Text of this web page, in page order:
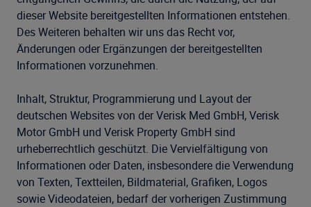
dieser Website bereitgestellten Informationen entstehen.
Des Weiteren behalten wir uns das Recht vor,
Änderungen oder Ergänzungen der bereitgestellten
Informationen vorzunehmen.
Inhalt, Struktur, Programmierung und Layout der
deutschen Websites von der Verisk Med GmbH, Verisk
Motor GmbH und Verisk Property GmbH sind
urheberrechtlich geschützt. Die Vervielfältigung von
Informationen oder Daten, insbesondere die Verwendung
von Texten, Textteilen, Bildmaterial, Grafiken, Logos
sowie Videodateien, bedarf der vorherigen Zustimmung